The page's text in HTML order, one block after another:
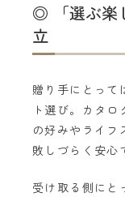
◎ 「選ぶ楽
立
贈り手にとって
ト選び。カタ
の好みやライフ
敗しづらく安心
受け取る側にと